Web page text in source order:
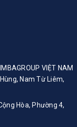
VIỆT NAM
Nam Từ Liêm,
Hòa, Phường 4,